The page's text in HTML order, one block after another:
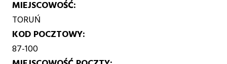
MIEJSCOWOŚĆ
TORUŃ
KOD POCZTOWY
87-100